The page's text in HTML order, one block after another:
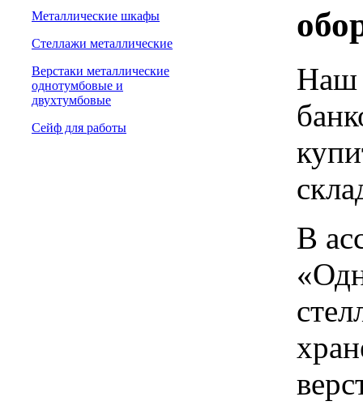
Металлические шкафы
Стеллажи металлические
Верстаки металлические
однотумбовые и
двухтумбовые
Сейф для работы
Наш
В